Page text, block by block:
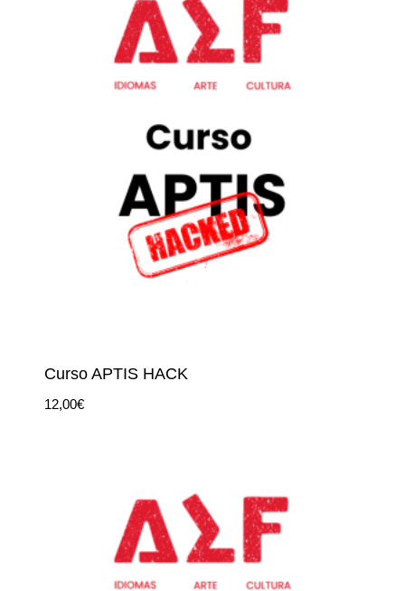
Curso APTIS HACK
12,00€